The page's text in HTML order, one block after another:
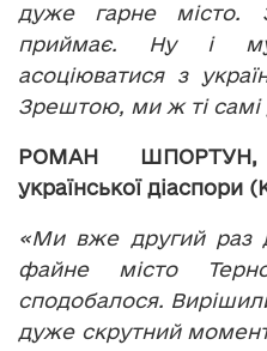
дуже гарне місто.
приймає. Ну і
асоціюватися з
Зрештою, ми ж ті самі
РОМАН ШПОРТУН,
української діаспори
«Ми вже другий раз
файне місто
сподобалося.
дуже скрутний